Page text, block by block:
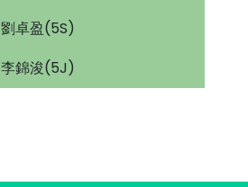
劉卓盈(5S)
李錦浚(5J)